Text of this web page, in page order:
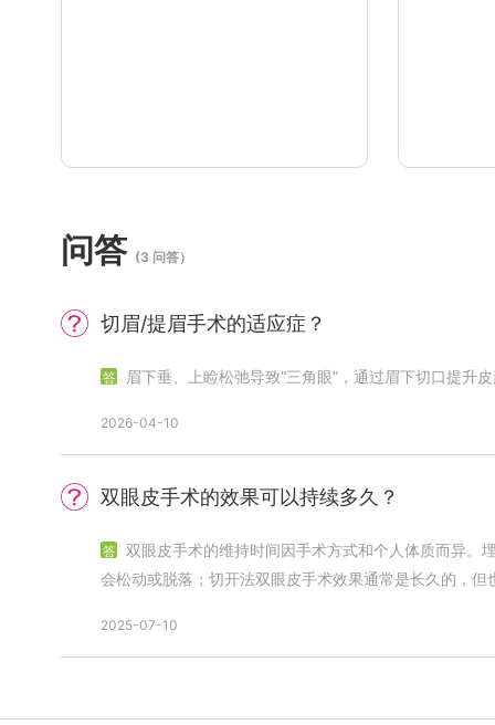
问答 (3 问答）
切眉/提眉手术的适应症？
眉下垂、上睑松弛导致“三角眼”，通过眉下切口提升
2026-04-10
双眼皮手术的效果可以持续多久？
会松动或脱落；切开法双眼皮手术效果通常是长久的，
2025-07-10